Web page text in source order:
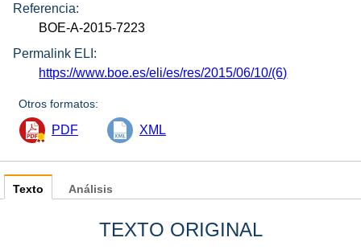
Referencia:
BOE-A-2015-7223
Permalink ELI:
https://www.boe.es/eli/es/res/2015/06/10/(6)
Otros formatos:
PDF XML
Texto
TEXTO ORIGINAL
Análisis